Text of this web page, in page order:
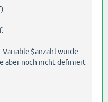
Variable $anzahl wurde
aber noch nicht definiert